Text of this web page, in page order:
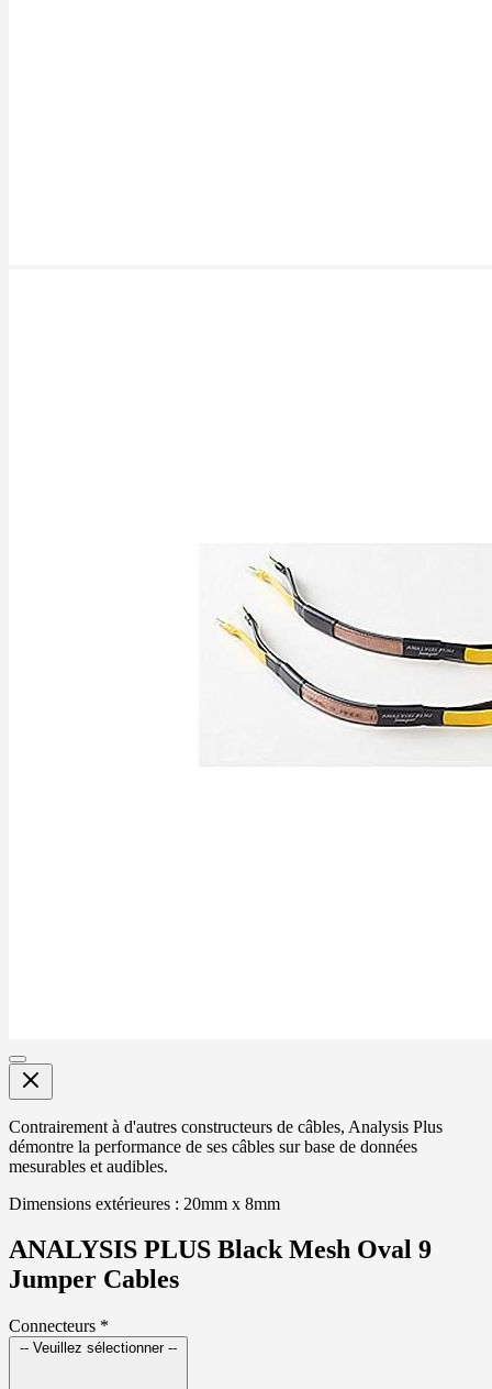
Contrairement à d'autres constructeurs de câbles, Analysis Plus
démontre la performance de ses câbles sur base de données
mesurables et audibles.
Dimensions extérieures : 20mm x 8mm
ANALYSIS PLUS Black Mesh Oval 9
Jumper Cables
Connecteurs *
-- Veuillez sélectionner --